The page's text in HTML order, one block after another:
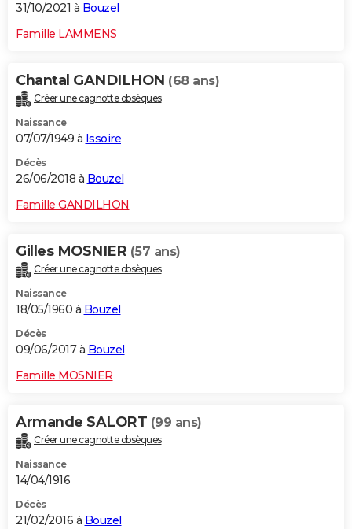
31/10/2021 à Bouzel
Famille LAMMENS
Chantal GANDILHON (68 ans)
Créer une cagnotte obsèques
Naissance
07/07/1949 à Issoire
Décès
26/06/2018 à Bouzel
Famille GANDILHON
Gilles MOSNIER (57 ans)
Créer une cagnotte obsèques
Naissance
18/05/1960 à Bouzel
Décès
09/06/2017 à Bouzel
Famille MOSNIER
Armande SALORT (99 ans)
Créer une cagnotte obsèques
Naissance
14/04/1916
Décès
21/02/2016 à Bouzel